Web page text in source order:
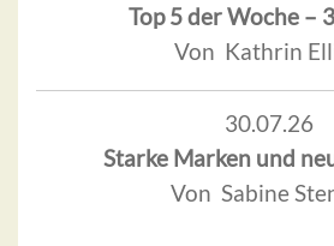
Top 5 der Woche –
Von Kathrin
30.07.26
Starke Marken und
Von Sabine